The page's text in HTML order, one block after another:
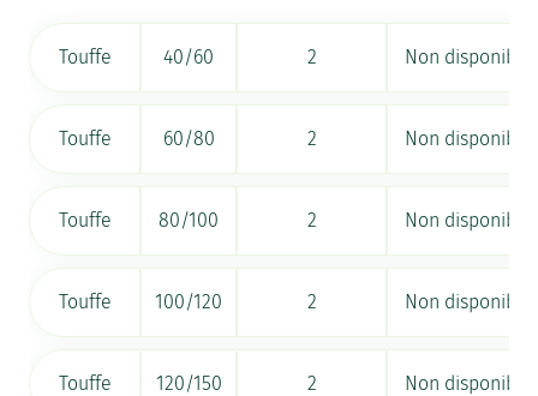
Touffe 40/60 2 Non disponible
Touffe 60/80 2 Non disponible
Touffe 80/100 2 Non disponible
Touffe 100/120 2 Non disponible
Touffe 120/150 2 Non disponible